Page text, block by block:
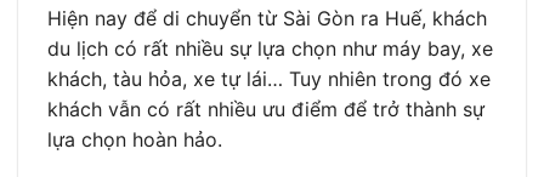
Hiện nay để di chuyển từ Sài Gòn ra Huế, khách
du lịch có rất nhiều sự lựa chọn như máy bay, xe
khách, tàu hỏa, xe tự lái… Tuy nhiên trong đó xe
khách vẫn có rất nhiều ưu điểm để trở thành sự
lựa chọn hoàn hảo.